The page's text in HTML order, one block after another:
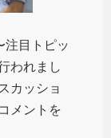
注目トピッ
われまし
カッショ
メントを